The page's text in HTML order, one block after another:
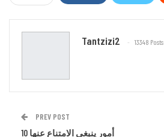
Tantzizi2 13348 Posts
PREV POST
10 أمور ينبغي الامتناع عنها